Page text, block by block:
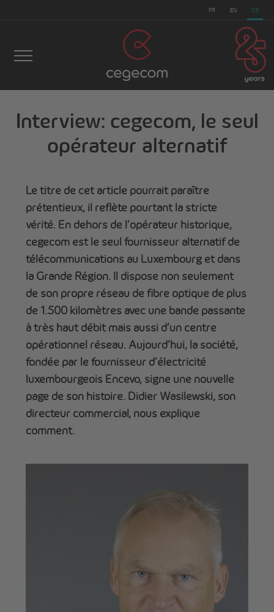
FR EN DE
cegecom >Nachrichten>Interview: cegecom, le seul
opérateur alternatif
Interview: cegecom, le seul
opérateur alternatif
Le titre de cet article pourrait paraître
prétentieux, il reflète pourtant la stricte
vérité. En dehors de l’opérateur historique,
cegecom est le seul fournisseur alternatif de
télécommunications au Luxembourg et dans
la Grande Région. Il dispose non seulement
de son propre réseau de fibre optique de plus
de 1.500 kilomètres avec une bande passante
à très haut débit mais aussi d’un centre
opérationnel réseau. Aujourd’hui, la société,
fondée par le fournisseur d’électricité
luxembourgeois Encevo, signe une nouvelle
page de son histoire. Didier Wasilewski, son
directeur commercial, nous explique
comment.